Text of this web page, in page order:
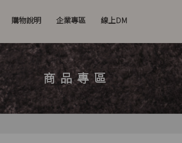
購物說明 企業專區 線上DM
商品專區